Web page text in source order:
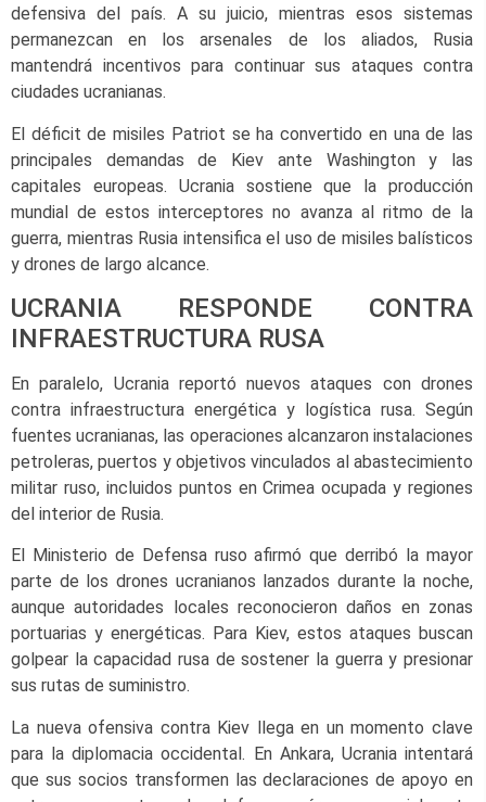
defensiva del país. A su juicio, mientras esos sistemas
permanezcan en los arsenales de los aliados, Rusia
mantendrá incentivos para continuar sus ataques contra
ciudades ucranianas.
El déficit de misiles Patriot se ha convertido en una de las
principales demandas de Kiev ante Washington y las
capitales europeas. Ucrania sostiene que la producción
mundial de estos interceptores no avanza al ritmo de la
guerra, mientras Rusia intensifica el uso de misiles balísticos
y drones de largo alcance.
UCRANIA RESPONDE CONTRA
INFRAESTRUCTURA RUSA
En paralelo, Ucrania reportó nuevos ataques con drones
contra infraestructura energética y logística rusa. Según
fuentes ucranianas, las operaciones alcanzaron instalaciones
petroleras, puertos y objetivos vinculados al abastecimiento
militar ruso, incluidos puntos en Crimea ocupada y regiones
del interior de Rusia.
El Ministerio de Defensa ruso afirmó que derribó la mayor
parte de los drones ucranianos lanzados durante la noche,
aunque autoridades locales reconocieron daños en zonas
portuarias y energéticas. Para Kiev, estos ataques buscan
golpear la capacidad rusa de sostener la guerra y presionar
sus rutas de suministro.
La nueva ofensiva contra Kiev llega en un momento clave
para la diplomacia occidental. En Ankara, Ucrania intentará
que sus socios transformen las declaraciones de apoyo en